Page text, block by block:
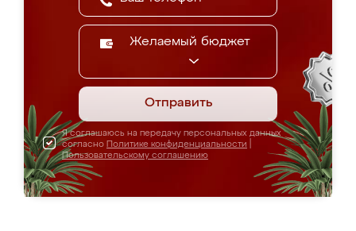
Желаемый бюджет
Отправить
Я соглашаюсь на передачу персональных данных
согласно Политике конфиденциальности
Пользовательскому соглашению